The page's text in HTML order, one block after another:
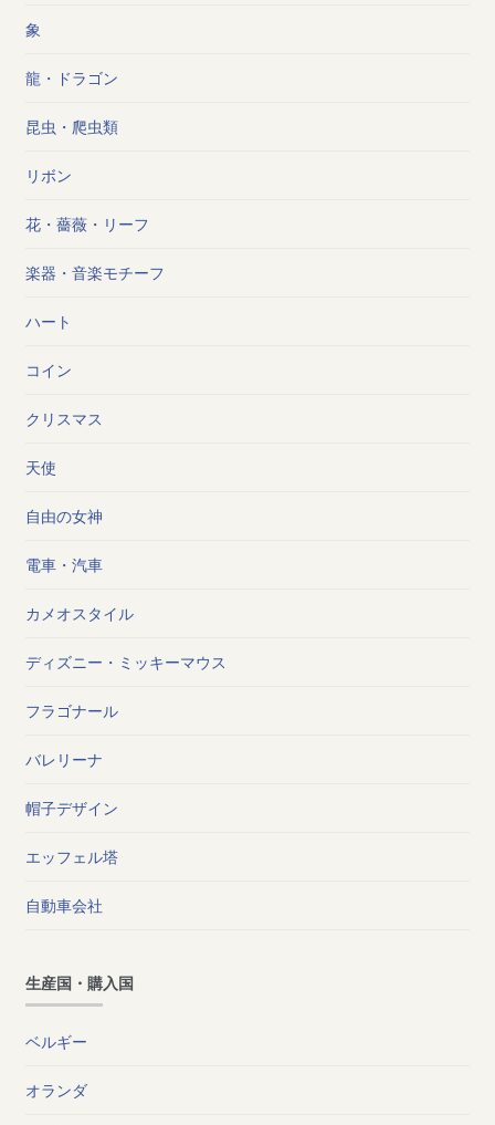
象
龍・ドラゴン
昆虫・爬虫類
リボン
花・薔薇・リーフ
楽器・音楽モチーフ
ハート
コイン
クリスマス
天使
自由の女神
電車・汽車
カメオスタイル
ディズニー・ミッキーマウス
フラゴナール
バレリーナ
帽子デザイン
エッフェル塔
自動車会社
生産国・購入国
ベルギー
オランダ